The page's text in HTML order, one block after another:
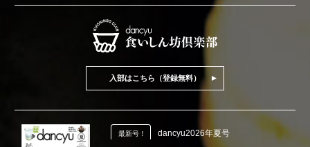
入部はこちら（登録無料）
最新号！ dancyu2026年夏号